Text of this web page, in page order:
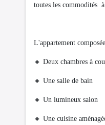
toutes les commodités
L'appartement
🔸️ Deux chambres à
🔸️ Une salle de bain
🔸️ Un lumineux salon
🔸️ Une cuisine